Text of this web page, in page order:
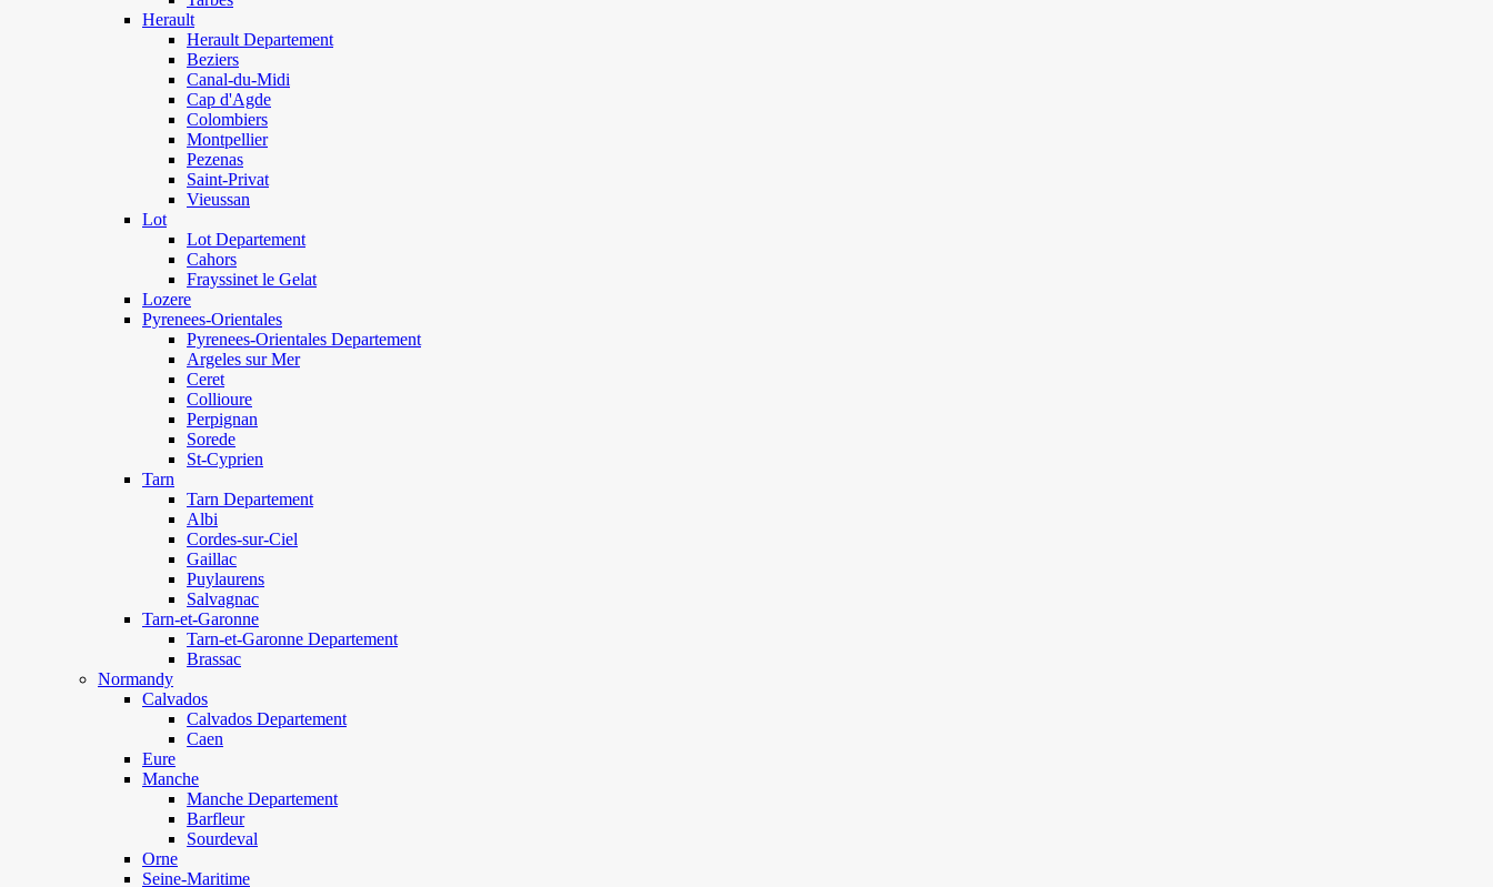
Herault
Herault Departement
Beziers
Canal-du-Midi
Cap d'Agde
Colombiers
Montpellier
Pezenas
Saint-Privat
Vieussan
Lot
Lot Departement
Cahors
Frayssinet le Gelat
Lozere
Pyrenees-Orientales
Pyrenees-Orientales Departement
Argeles sur Mer
Ceret
Collioure
Perpignan
Sorede
St-Cyprien
Tarn
Tarn Departement
Albi
Cordes-sur-Ciel
Gaillac
Puylaurens
Salvagnac
Tarn-et-Garonne
Tarn-et-Garonne Departement
Brassac
Normandy
Calvados
Calvados Departement
Caen
Eure
Manche
Manche Departement
Barfleur
Sourdeval
Orne
Seine-Maritime